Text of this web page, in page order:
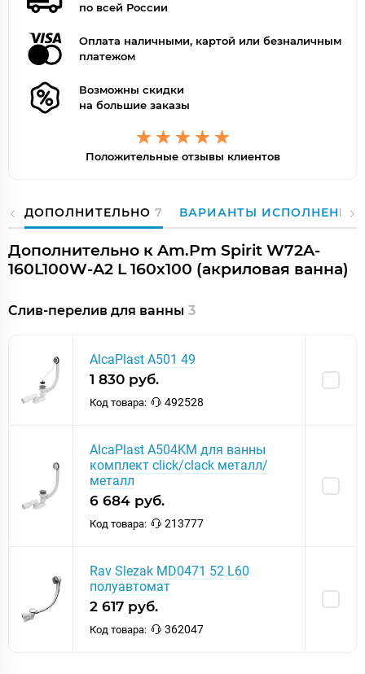
по всей России
Оплата наличными, картой или безналичным
платежом
Возможны скидки
на большие заказы
Положительные отзывы клиентов
ДОПОЛНИТЕЛЬНО 7 ВАРИАНТЫ ИСПОЛНЕНИЯ
Дополнительно к Am.Pm Spirit W72A-
160L100W-A2 L 160х100 (акриловая ванна)
Слив-перелив для ванны 3
AlcaPlast A501 49
1 830 руб.
Код товара: 492528
AlcaPlast A504KM для ванны
комплект click/clack металл/
металл
6 684 руб.
Код товара: 213777
Rav Slezak MD0471 52 L60
полуавтомат
2 617 руб.
Код товара: 362047